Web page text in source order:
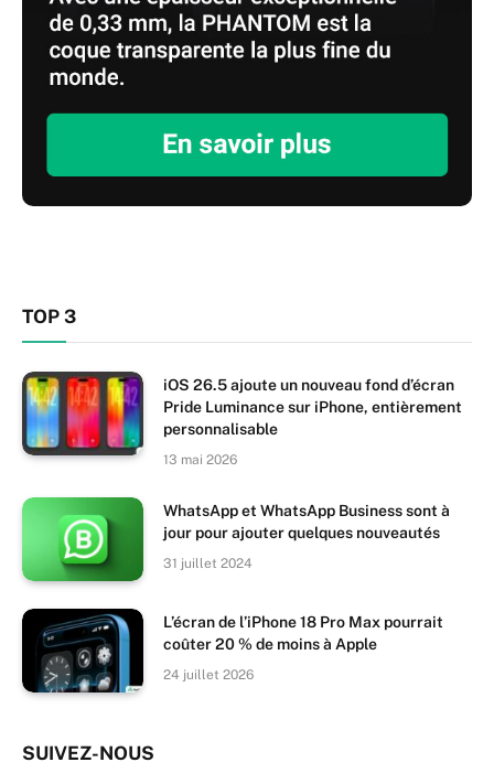
TOP 3
iOS 26.5 ajoute un nouveau fond d’écran
Pride Luminance sur iPhone, entièrement
personnalisable
13 mai 2026
WhatsApp et WhatsApp Business sont à
jour pour ajouter quelques nouveautés
31 juillet 2024
L’écran de l’iPhone 18 Pro Max pourrait
coûter 20 % de moins à Apple
24 juillet 2026
SUIVEZ-NOUS